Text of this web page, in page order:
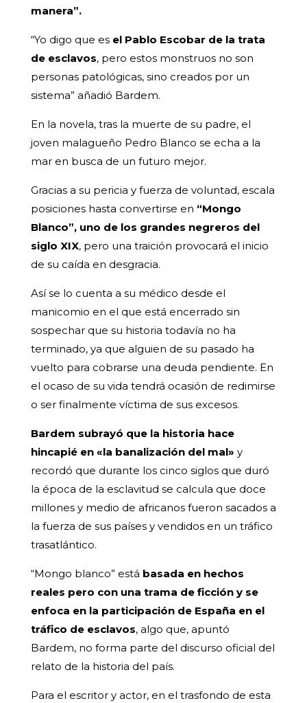
manera”.
“Yo digo que es el Pablo Escobar de la trata
de esclavos, pero estos monstruos no son
personas patológicas, sino creados por un
sistema” añadió Bardem.
En la novela, tras la muerte de su padre, el
joven malagueño Pedro Blanco se echa a la
mar en busca de un futuro mejor.
Gracias a su pericia y fuerza de voluntad, escala
posiciones hasta convertirse en “Mongo
Blanco”, uno de los grandes negreros del
siglo XIX, pero una traición provocará el inicio
de su caída en desgracia.
Así se lo cuenta a su médico desde el
manicomio en el que está encerrado sin
sospechar que su historia todavía no ha
terminado, ya que alguien de su pasado ha
vuelto para cobrarse una deuda pendiente. En
el ocaso de su vida tendrá ocasión de redimirse
o ser finalmente víctima de sus excesos.
Bardem subrayó que la historia hace
hincapié en «la banalización del mal» y
recordó que durante los cinco siglos que duró
la época de la esclavitud se calcula que doce
millones y medio de africanos fueron sacados a
la fuerza de sus países y vendidos en un tráfico
trasatlántico.
“Mongo blanco” está basada en hechos
reales pero con una trama de ficción y se
enfoca en la participación de España en el
tráfico de esclavos, algo que, apuntó
Bardem, no forma parte del discurso oficial del
relato de la historia del país.
Para el escritor y actor, en el trasfondo de esta